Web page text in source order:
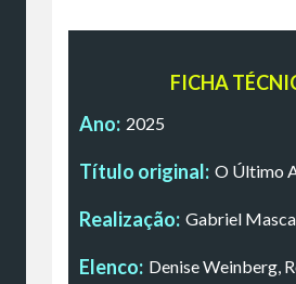
FICHA
Ano: 2025
Título original: O Último
Realização: Gabriel
Elenco: Denise Weinberg,